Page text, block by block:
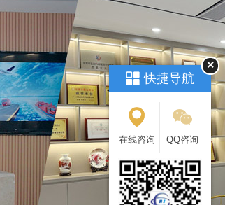
快捷导航
在线咨询 QQ咨询
×